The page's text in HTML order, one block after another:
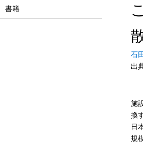
石
出
施
換
日
規
書籍